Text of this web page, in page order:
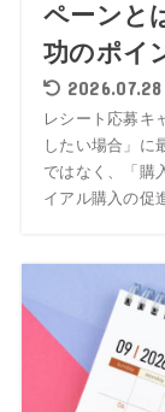
ペーンと
功のポイ
2026.07.28
レシート応募キ
したい場合」に
ではなく、「購
イアル購入の促